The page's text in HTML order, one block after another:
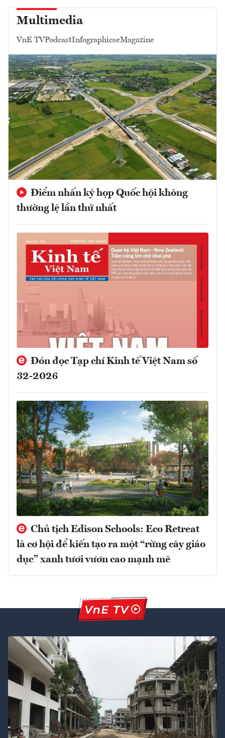
Multimedia
VnE TVPodcastInfographicseMagazine
Điểm nhấn kỳ họp Quốc hội không
thường lệ lần thứ nhất
Đón đọc Tạp chí Kinh tế Việt Nam số
32-2026
Chủ tịch Edison Schools: Eco Retreat
là cơ hội để kiến tạo ra một “rừng cây giáo
dục” xanh tươi vươn cao mạnh mẽ